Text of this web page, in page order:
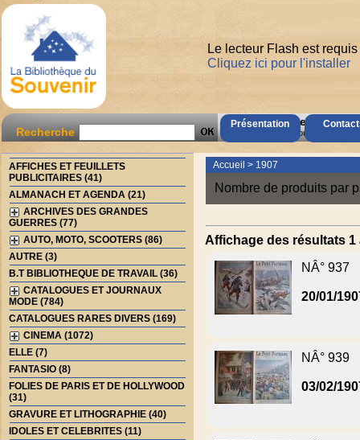
Présentation
Le lecteur Flash est
Cliquez ici pour l'installer
Recherche
AccÃ¨s Client
Mot de passe oubliÃ© ?
AFFICHES ET FEUILLETS
PUBLICITAIRES (41)
ALMANACH ET AGENDA (21)
ARCHIVES DES GRANDES
GUERRES (77)
AUTO, MOTO, SCOOTERS (86)
AUTRE (3)
B.T BIBLIOTHEQUE DE TRAVAIL (36)
CATALOGUES ET JOURNAUX
MODE (784)
CATALOGUES RARES DIVERS (169)
CINEMA (1072)
ELLE (7)
FANTASIO (8)
FOLIES DE PARIS ET DE HOLLYWOOD
(31)
GRAVURE ET LITHOGRAPHIE (40)
IDOLES ET CELEBRITES (11)
Accueil > 1907
Nombre de produits par
Affichage des résultats 1
NÂ° 937
20/01/
NÂ° 939
03/02/